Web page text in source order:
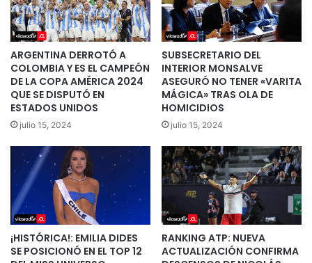
ARGENTINA DERROTÓ A
COLOMBIA Y ES EL CAMPEÓN
DE LA COPA AMÉRICA 2024
QUE SE DISPUTÓ EN
ESTADOS UNIDOS
julio 15, 2024
SUBSECRETARIO DEL
INTERIOR MONSALVE
ASEGURÓ NO TENER «VARITA
MÁGICA» TRAS OLA DE
HOMICIDIOS
julio 15, 2024
¡HISTÓRICA!: EMILIA DIDES
SE POSICIONÓ EN EL TOP 12
RANKING ATP: NUEVA
ACTUALIZACIÓN CONFIRMA